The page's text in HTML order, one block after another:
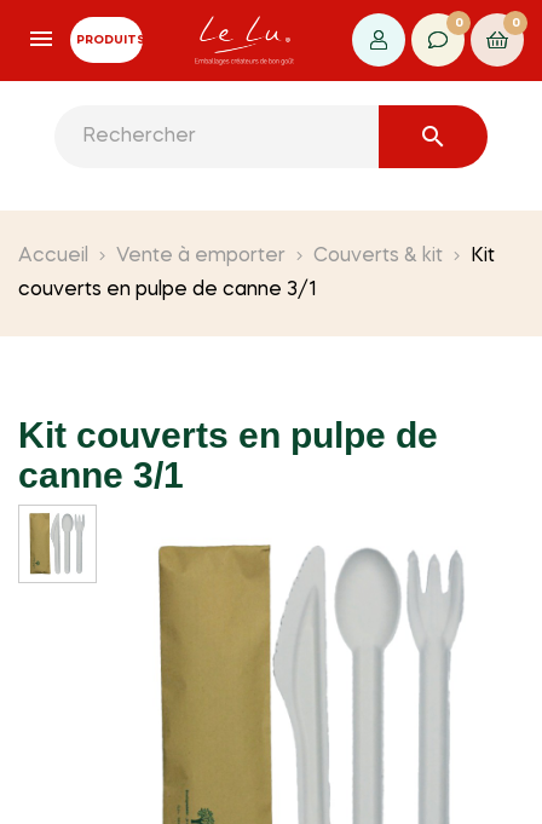
PRODUITS
0 0

Accueil Vente à emporter Couverts & kit
Kit
couverts en pulpe de canne 3/1
Kit couverts en pulpe de
canne 3/1